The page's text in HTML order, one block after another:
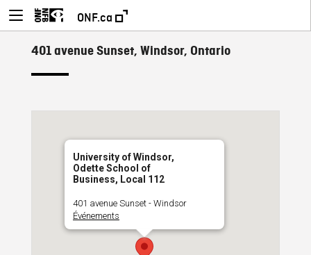
ONF.ca
401 avenue Sunset, Windsor, Ontario
University of Windsor,
Odette School of
Business, Local 112
401 avenue Sunset - Windsor
Événements